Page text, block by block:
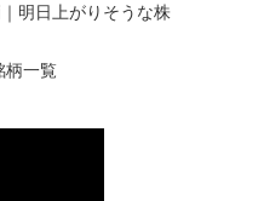
明日上がりそうな株
柄一覧